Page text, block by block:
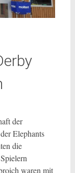
der
Elephants
die
waren mit